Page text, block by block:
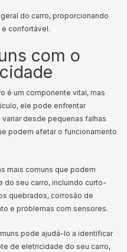
do carro, proporcionando
confortável.
com o
é um componente vital, mas
ele pode enfrentar
desde pequenas falhas
podem afetar o funcionamento
mais comuns que podem
seu carro, incluindo curto-
quebrados, corrosão de
e problemas com sensores.
pode ajudá-lo a identificar
de eletricidade do seu carro,